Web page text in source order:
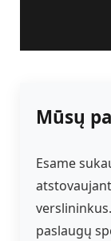
Mūsų
Esame
paslaugų